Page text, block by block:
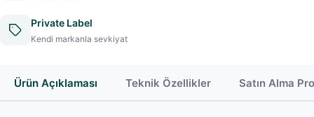
Private Label
Kendi markanla sevkiyat
Ürün Açıklaması Teknik Özellikler Satın Alma